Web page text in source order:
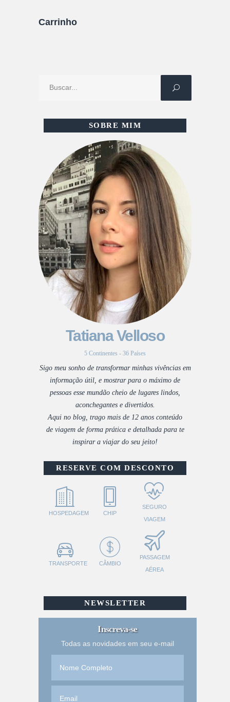
Carrinho
SOBRE MIM
Tatiana Velloso
5 Continentes - 36 Países
Sigo meu sonho de transformar minhas vivências em
informação útil, e mostrar para o máximo de
pessoas esse mundão cheio de lugares lindos,
aconchegantes e divertidos.
Aqui no blog, trago mais de 12 anos conteúdo
de viagem de forma prática e detalhada para te
inspirar a viajar do seu jeito!
RESERVE COM DESCONTO
HOSPEDAGEM CHIP
SEGURO
VIAGEM
TRANSPORTE CÂMBIO
PASSAGEM
AÉREA
NEWSLETTER
Inscreva-se
Todas as novidades em seu e-mail